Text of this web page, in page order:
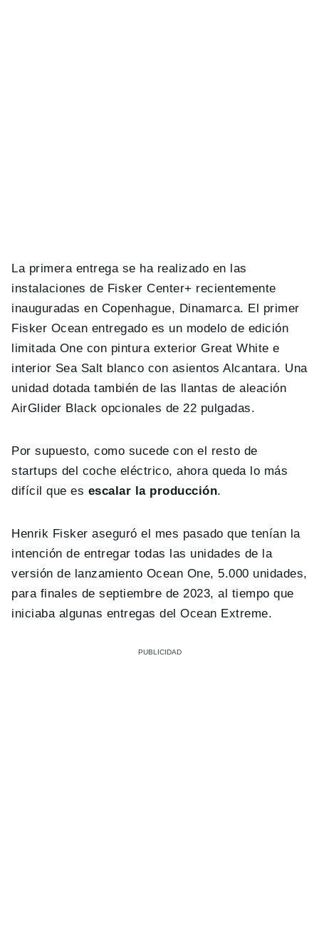
La primera entrega se ha realizado en las
instalaciones de Fisker Center+ recientemente
inauguradas en Copenhague, Dinamarca. El primer
Fisker Ocean entregado es un modelo de edición
limitada One con pintura exterior Great White e
interior Sea Salt blanco con asientos Alcantara. Una
unidad dotada también de las llantas de aleación
AirGlider Black opcionales de 22 pulgadas.
Por supuesto, como sucede con el resto de
startups del coche eléctrico, ahora queda lo más
difícil que es escalar la producción.
Henrik Fisker aseguró el mes pasado que tenían la
intención de entregar todas las unidades de la
versión de lanzamiento Ocean One, 5.000 unidades,
para finales de septiembre de 2023, al tiempo que
iniciaba algunas entregas del Ocean Extreme.